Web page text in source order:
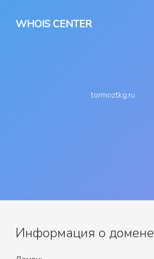
WHOIS CENTER
tormoztkg.ru
Информация о домене